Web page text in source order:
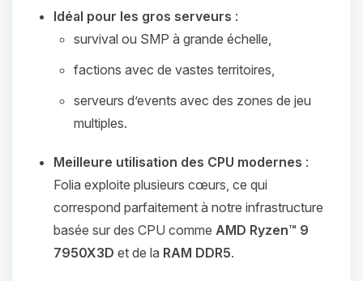
Idéal pour les gros serveurs :
survival ou SMP à grande échelle,
factions avec de vastes territoires,
serveurs d’events avec des zones de jeu
multiples.
Meilleure utilisation des CPU modernes :
Folia exploite plusieurs cœurs, ce qui
correspond parfaitement à notre infrastructure
basée sur des CPU comme AMD Ryzen™ 9
7950X3D et de la RAM DDR5.